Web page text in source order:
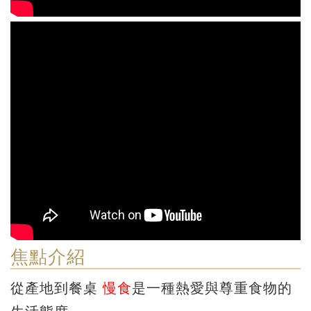
焦點介紹
從產地到餐桌慢食是一種熱愛與尊重食物的